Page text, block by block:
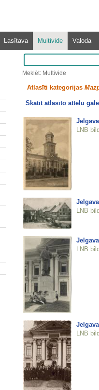
Lasītava Multivide Valoda
Meklēt: Multivide
Atlasīti kategorijas
Skatīt atlasīto attēlu
LNB
LNB
LNB
LNB